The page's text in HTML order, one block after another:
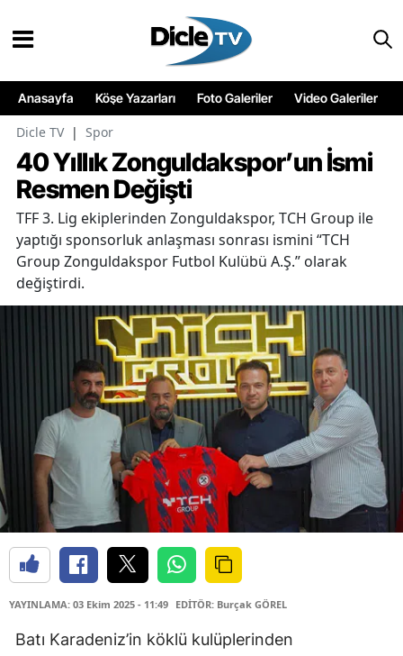
Anasayfa Köşe Yazarları Foto Galeriler Video Galeriler
Dicle TV | Spor
40 Yıllık Zonguldakspor’un İsmi
Resmen Değişti
TFF 3. Lig ekiplerinden Zonguldakspor, TCH Group ile
yaptığı sponsorluk anlaşması sonrası ismini “TCH
Group Zonguldakspor Futbol Kulübü A.Ş.” olarak
değiştirdi.
YAYINLAMA: 03 Ekim 2025 - 11:49 EDİTÖR: Burçak GÖREL
Batı Karadeniz’in köklü kulüplerinden